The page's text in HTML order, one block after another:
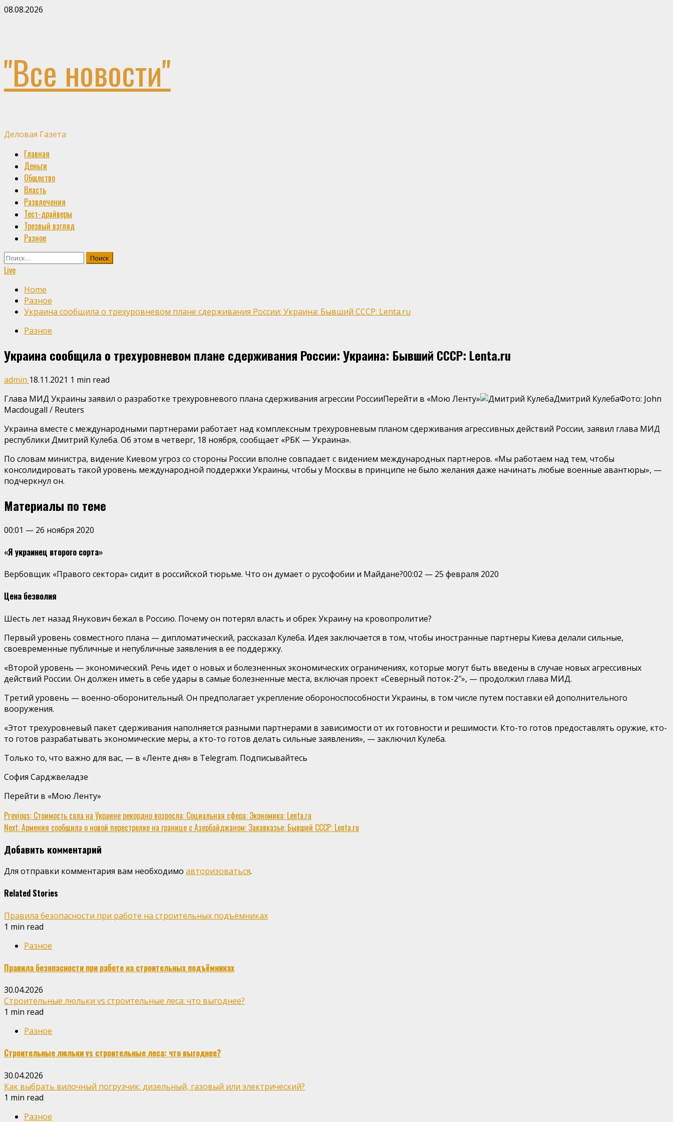
Skip
08.08.2026
"Все новости"
Деловая Газета
Primary
Menu
Главная
Деньги
Общество
Власть
Развлечения
Тест-драйверы
Трезвый взгляд
Разное
Найти:
Live
Home
Разное
Украина сообщила о трехуровневом плане сдерживания России: Украина: Бывший СССР: Lenta.ru
Разное
Украина сообщила о трехуровневом плане сдерживания России: Украина: Бывший СССР: Lenta.ru
admin 18.11.2021 1 min read
Глава МИД Украины заявил о разработке трехуровневого плана сдерживания агрессии РоссииПерейти в «Мою Ленту»
Дмитрий КулебаФото: John
Macdougall / Reuters
Украина вместе с международными партнерами работает над комплексным трехуровневым планом сдерживания агрессивных действий России, заявил глава МИД
республики Дмитрий Кулеба. Об этом в четверг, 18 ноября, сообщает «РБК — Украина».
По словам министра, видение Киевом угроз со стороны России вполне совпадает с видением международных партнеров. «Мы работаем над тем, чтобы
консолидировать такой уровень международной поддержки Украины, чтобы у Москвы в принципе не было желания даже начинать любые военные авантюры», —
подчеркнул он.
Материалы по теме
00:01 — 26 ноября 2020
«Я украинец второго сорта»
Вербовщик «Правого сектора» сидит в российской тюрьме. Что он думает о русофобии и Майдане?00:02 — 25 февраля 2020
Цена безволия
Шесть лет назад Янукович бежал в Россию. Почему он потерял власть и обрек Украину на кровопролитие?
Первый уровень совместного плана — дипломатический, рассказал Кулеба. Идея заключается в том, чтобы иностранные партнеры Киева делали сильные,
своевременные публичные и непубличные заявления в ее поддержку.
«Второй уровень — экономический. Речь идет о новых и болезненных экономических ограничениях, которые могут быть введены в случае новых агрессивных
действий России. Он должен иметь в себе удары в самые болезненные места, включая проект «Северный поток-2″», — продолжил глава МИД.
Третий уровень — военно-оборонительный. Он предполагает укрепление обороноспособности Украины, в том числе путем поставки ей дополнительного
вооружения.
«Этот трехуровневый пакет сдерживания наполняется разными партнерами в зависимости от их готовности и решимости. Кто-то готов предоставлять оружие, кто-
то готов разрабатывать экономические меры, а кто-то готов делать сильные заявления», — заключил Кулеба.
Только то, что важно для вас, — в «Ленте дня» в Telegram. Подписывайтесь
София Сарджвеладзе
Перейти в «Мою Ленту»
Continue
Reading
Previous: Стоимость сала на Украине рекордно возросла: Социальная сфера: Экономика: Lenta.ru
Next:Армения сообщила о новой перестрелке на границе с Азербайджаном: Закавказье: Бывший СССР: Lenta.ru
Добавить комментарий
Для отправки комментария вам необходимо авторизоваться.
Related Stories
Правила безопасности при работе на строительных подъёмниках
1 min read
Разное
Правила безопасности при работе на строительных подъёмниках
30.04.2026
Строительные люльки vs строительные леса: что выгоднее?
1 min read
Разное
Строительные люльки vs строительные леса: что выгоднее?
30.04.2026
Как выбрать вилочный погрузчик: дизельный, газовый или электрический?
1 min read
Разное